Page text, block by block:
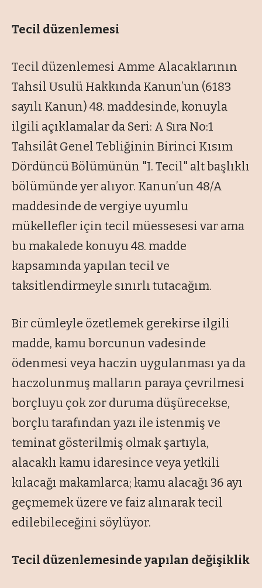
Tecil düzenlemesi
Tecil düzenlemesi Amme Alacaklarının
Tahsil Usulü Hakkında Kanun’un (6183
sayılı Kanun) 48. maddesinde, konuyla
ilgili açıklamalar da Seri: A Sıra No:1
Tahsilât Genel Tebliğinin Birinci Kısım
Dördüncü Bölümünün "I. Tecil" alt başlıklı
bölümünde yer alıyor. Kanun’un 48/A
maddesinde de vergiye uyumlu
mükellefler için tecil müessesesi var ama
bu makalede konuyu 48. madde
kapsamında yapılan tecil ve
taksitlendirmeyle sınırlı tutacağım.
Bir cümleyle özetlemek gerekirse ilgili
madde, kamu borcunun vadesinde
ödenmesi veya haczin uygulanması ya da
haczolunmuş malların paraya çevrilmesi
borçluyu çok zor duruma düşürecekse,
borçlu tarafından yazı ile istenmiş ve
teminat gösterilmiş olmak şartıyla,
alacaklı kamu idaresince veya yetkili
kılacağı makamlarca; kamu alacağı 36 ayı
geçmemek üzere ve faiz alınarak tecil
edilebileceğini söylüyor.
Tecil düzenlemesinde yapılan değişiklik